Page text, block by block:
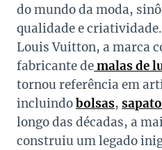
do mundo da moda,
qualidade e
Louis Vuitton, a marca
fabricante demalas de
tornou referência em
incluindobolsas,
longo das décadas, a
construiu um legado